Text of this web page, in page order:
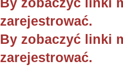
By zobaczyć linki
zarejestrować.
By zobaczyć linki
zarejestrować.